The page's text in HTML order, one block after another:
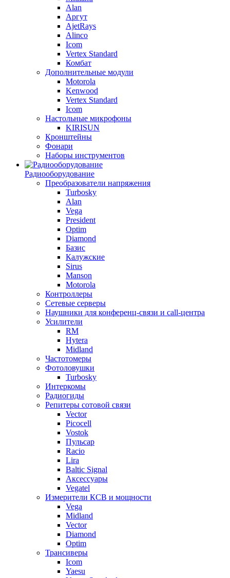
Alan
Аргут
AjetRays
Alinco
Icom
Vertex Standard
Комбат
Дополнительные модули
Motorola
Kenwood
Vertex Standard
Icom
Настольные микрофоны
KIRISUN
Кронштейны
Фонари
Наборы инструментов
Радиооборудование
Преобразователи напряжения
Turbosky
Alan
Vega
President
Optim
Diamond
Базис
Калужские
Sirus
Manson
Motorola
Контроллеры
Сетевые серверы
Наушники для конференц-связи и call-центра
Усилители
RM
Hytera
Midland
Частотомеры
Фотоловушки
Turbosky
Интеркомы
Радиогиды
Репитеры сотовой связи
Vector
Picocell
Vostok
Пульсар
Racio
Lira
Baltic Signal
Аксессуары
Vegatel
Измерители КСВ и мощности
Vega
Midland
Vector
Diamond
Optim
Трансиверы
Icom
Yaesu